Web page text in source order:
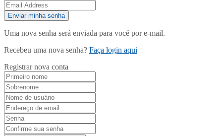
Uma nova senha será enviada para você por e-mail.
Recebeu uma nova senha? Faça login aqui
Registrar nova conta